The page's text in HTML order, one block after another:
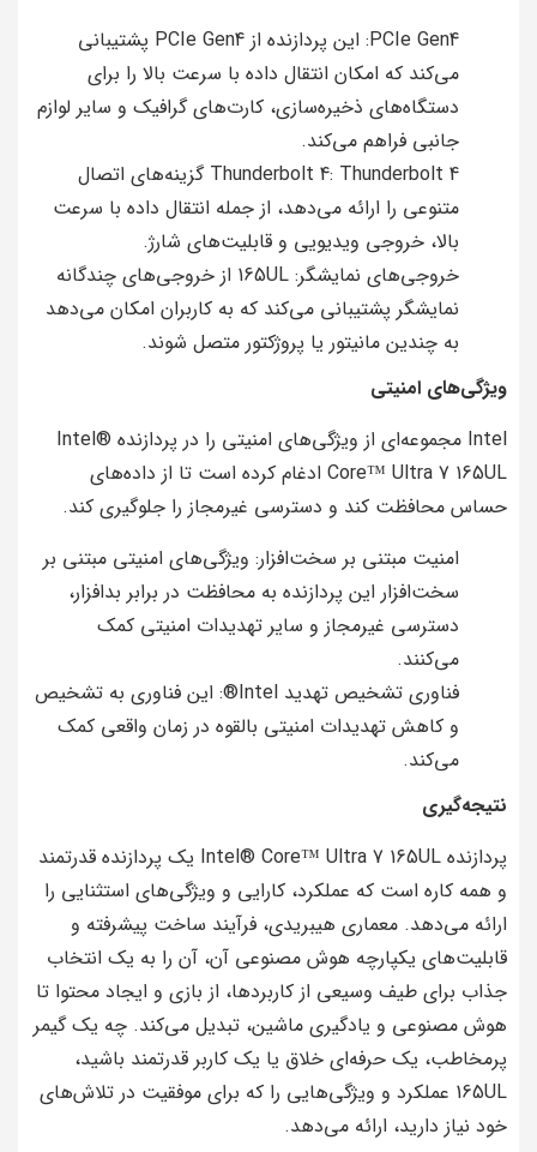
PCIe Gen4: این پردازنده از PCIe Gen4 پشتیبانی
می‌کند که امکان انتقال داده با سرعت بالا را برای
دستگاه‌های ذخیره‌سازی، کارت‌های گرافیک و سایر لوازم
جانبی فراهم می‌کند.
Thunderbolt 4: Thunderbolt 4 گزینه‌های اتصال
متنوعی را ارائه می‌دهد، از جمله انتقال داده با سرعت
بالا، خروجی ویدیویی و قابلیت‌های شارژ.
خروجی‌های نمایشگر: 165UL از خروجی‌های چندگانه
نمایشگر پشتیبانی می‌کند که به کاربران امکان می‌دهد
به چندین مانیتور یا پروژکتور متصل شوند.
ویژگی‌های امنیتی
Intel مجموعه‌ای از ویژگی‌های امنیتی را در پردازنده Intel®
Core™ Ultra 7 165UL ادغام کرده است تا از داده‌های
حساس محافظت کند و دسترسی غیرمجاز را جلوگیری کند.
امنیت مبتنی بر سخت‌افزار: ویژگی‌های امنیتی مبتنی بر
سخت‌افزار این پردازنده به محافظت در برابر بدافزار،
دسترسی غیرمجاز و سایر تهدیدات امنیتی کمک
می‌کنند.
فناوری تشخیص تهدید Intel®: این فناوری به تشخیص
و کاهش تهدیدات امنیتی بالقوه در زمان واقعی کمک
می‌کند.
نتیجه‌گیری
پردازنده Intel® Core™ Ultra 7 165UL یک پردازنده قدرتمند
و همه کاره است که عملکرد، کارایی و ویژگی‌های استثنایی را
ارائه می‌دهد. معماری هیبریدی، فرآیند ساخت پیشرفته و
قابلیت‌های یکپارچه هوش مصنوعی آن، آن را به یک انتخاب
جذاب برای طیف وسیعی از کاربردها، از بازی و ایجاد محتوا تا
هوش مصنوعی و یادگیری ماشین، تبدیل می‌کند. چه یک گیمر
پرمخاطب، یک حرفه‌ای خلاق یا یک کاربر قدرتمند باشید،
165UL عملکرد و ویژگی‌هایی را که برای موفقیت در تلاش‌های
خود نیاز دارید، ارائه می‌دهد.